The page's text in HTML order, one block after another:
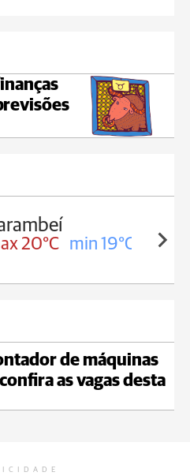
20°C min 19°C
de máquinas
as vagas desta